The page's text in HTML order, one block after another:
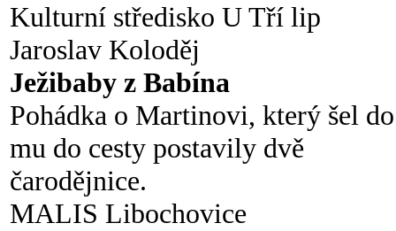
Kulturní středisko U Tří lip
Jaroslav Koloděj
Ježibaby z Babína
Pohádka o Martinovi, který šel
mu do cesty postavily dvě
čarodějnice.
MALIS Libochovice